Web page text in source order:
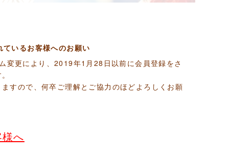
いるお客様へのお願い
変更により、2019年1月28日以前に会員登録をさ
すので、何卒ご理解とご協力のほどよろしくお願
へ